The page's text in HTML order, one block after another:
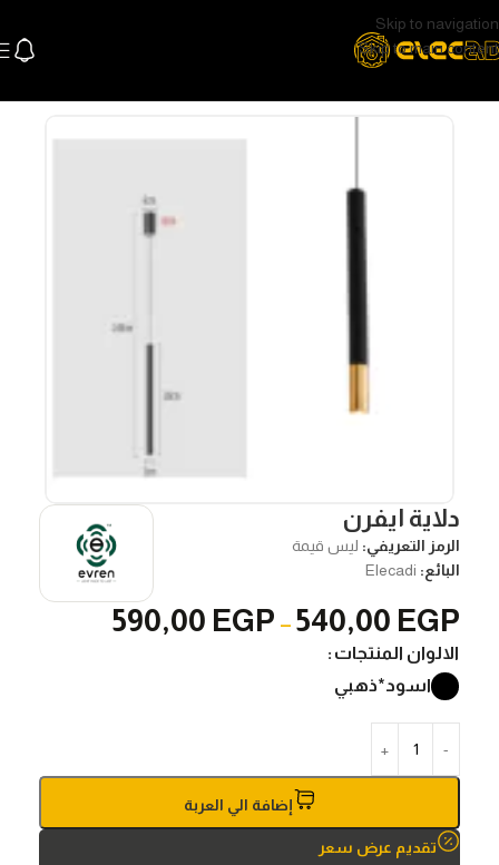
Skip to navigation
Skip to main content
دلاية ايفرن
الرمز التعريفي: ليس قيمة
البائع: Elecadi
540,00 EGP
–
590,00 EGP
الالوان المنتجات
اسود*ذهبي
إضافة الي العربة
تقديم عرض سعر